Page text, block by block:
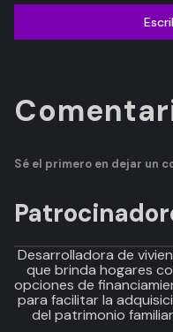
Sé el primero en dejar un
Desarrolladora de
que brinda hogares
opciones de
para facilitar la
del patrimonio